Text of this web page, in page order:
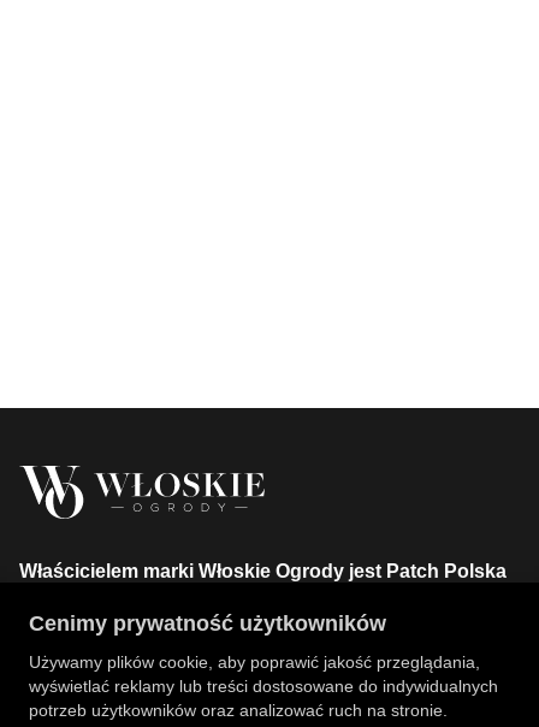
Właścicielem marki Włoskie Ogrody jest Patch Polska
+48 734 106 149
info@wloskie-ogrody.pl
Strony
Cenimy prywatność użytkowników
Używamy plików cookie, aby poprawić jakość przeglądania,
wyświetlać reklamy lub treści dostosowane do indywidualnych
potrzeb użytkowników oraz analizować ruch na stronie.